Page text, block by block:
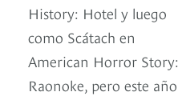
History: Hotel y luego
como Scátach en
American Horror Story:
Raonoke, pero este año